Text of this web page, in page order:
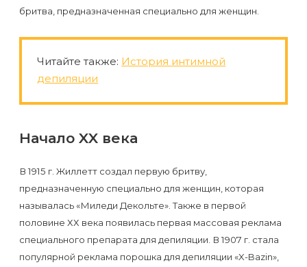
бритва, предназначенная специально для женщин.
Читайте также: История интимной
депиляции
Начало XX века
В 1915 г. Жиллетт создал первую бритву,
предназначенную специально для женщин, которая
называлась «Миледи Декольте». Также в первой
половине ХХ века появилась первая массовая реклама
специального препарата для депиляции. В 1907 г. стала
популярной реклама порошка для депиляции «X-Bazin»,